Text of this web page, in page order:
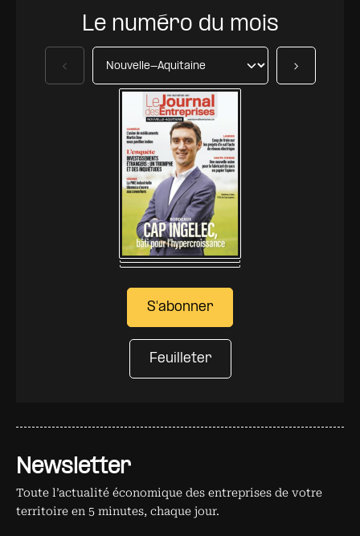
Newsletter
Toute l’actualité économique des entreprises de votre
territoire en 5 minutes, chaque jour.
Le numéro du mois
S'abonner
Feuilleter
Précédent Suivant